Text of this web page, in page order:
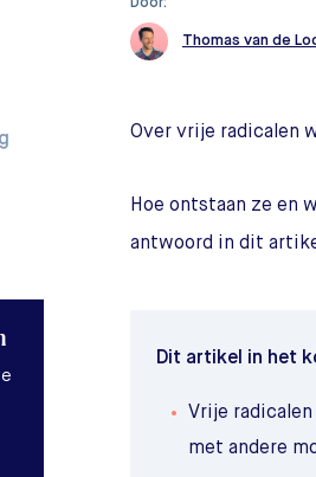
Door:
Thomas van de
Over vrije radicalen
Hoe ontstaan ze en
antwoord in dit
Dit artikel in het
Vrije
met andere